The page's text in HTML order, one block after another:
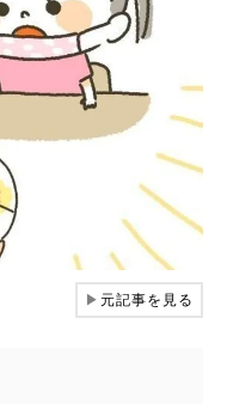
▶元記事を見る